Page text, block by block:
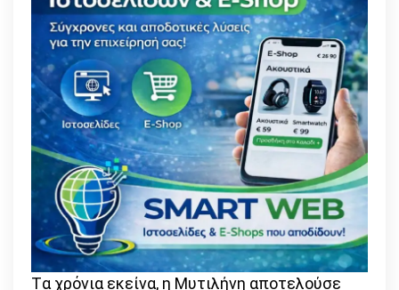
Tα χρόνια εκείνα, η Μυτιλήνη αποτελούσε